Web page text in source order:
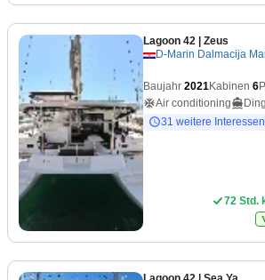
Lagoon 42 | Zeus
D-Marin Dalmacija
Baujahr 2021Kabinen 6
Air conditioning
31 weitere
72 Std.